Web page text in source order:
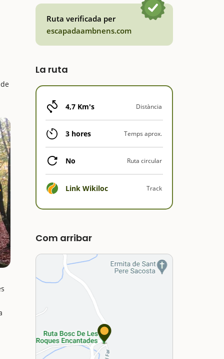
Ruta verificada per
escapadaambnens.com
La ruta
4,7 Km's Distància
3 hores Temps aprox.
No Ruta circular
Link Wikiloc Track
Com arribar